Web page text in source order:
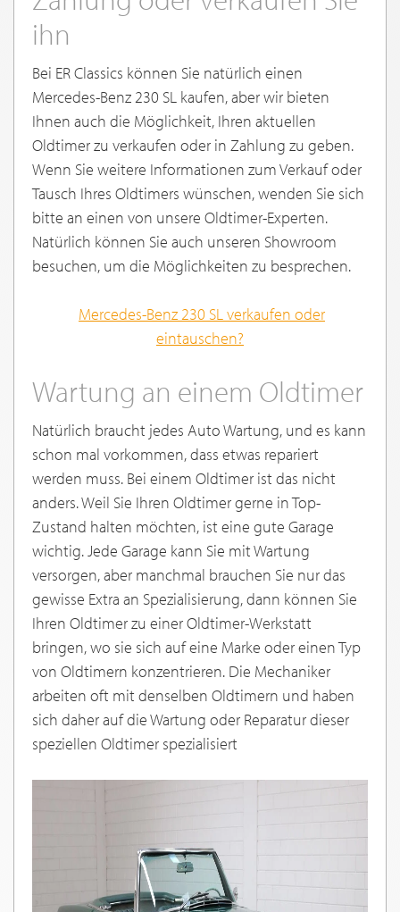
ihn
Bei ER Classics können Sie natürlich einen
Mercedes-Benz 230 SL kaufen, aber wir bieten
Ihnen auch die Möglichkeit, Ihren aktuellen
Oldtimer zu verkaufen oder in Zahlung zu geben.
Wenn Sie weitere Informationen zum Verkauf oder
Tausch Ihres Oldtimers wünschen, wenden Sie sich
bitte an einen von unsere Oldtimer-Experten.
Natürlich können Sie auch unseren Showroom
besuchen, um die Möglichkeiten zu besprechen.
Mercedes-Benz 230 SL verkaufen oder
eintauschen?
Wartung an einem Oldtimer
Natürlich braucht jedes Auto Wartung, und es kann
schon mal vorkommen, dass etwas repariert
werden muss. Bei einem Oldtimer ist das nicht
anders. Weil Sie Ihren Oldtimer gerne in Top-
Zustand halten möchten, ist eine gute Garage
wichtig. Jede Garage kann Sie mit Wartung
versorgen, aber manchmal brauchen Sie nur das
gewisse Extra an Spezialisierung, dann können Sie
Ihren Oldtimer zu einer Oldtimer-Werkstatt
bringen, wo sie sich auf eine Marke oder einen Typ
von Oldtimern konzentrieren. Die Mechaniker
arbeiten oft mit denselben Oldtimern und haben
sich daher auf die Wartung oder Reparatur dieser
speziellen Oldtimer spezialisiert